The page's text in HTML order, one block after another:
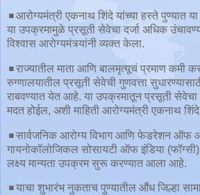
◾️आरोग्यमंत्री एकनाथ शिंदे यांच्या हस्ते पुण्यात
या उपक्रमामुळे प्रसूती सेवेचा दर्जा अधिक
विश्वास आरोग्यमंत्र्यांनी व्यक्त केला.
◾️राज्यातील माता आणि बालमृत्यूचं प्रमाण कमी
रुग्णालयातील प्रसूती सेवेची गुणवत्ता
राबवण्यात येत आहे. या उपक्रमातून प्रसूती सेवेचा
मदत होईल, अशी माहिती आरोग्यमंत्री एकनाथ शिंदे
◾️सार्वजनिक आरोग्य विभाग आणि फेडरेशन
गायनोकॉलोजिकल सोसायटी ऑफ इंडिया (फॉग्सी)
लक्ष्य मान्यता उपक्रम सुरू करण्यात आला आहे.
◾️याचा शुभारंभ नुकताच पुण्यातील औंध जिल्हा